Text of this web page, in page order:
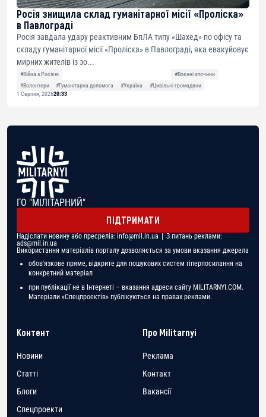
Росія знищила склад гуманітарної місії «Проліска»
в Павлограді
Росія завдала удару реактивним БпЛА типу «Шахед» по офісу та
складу гуманітарної місії «Проліска» в Павлограді, яка евакуйовує
мирних жителів із зо...
#Війна з Росією
#Воєнні злочини
#Волонтери
#Гуманітарна допомога #Україна
#Цивільні громадяни
1 Серпня, 202620:33
ГО "МІЛІТАРНИЙ"
ПІДТРИМАТИ
Надіслати новину або пресреліз: info@mil.in.ua | З питань реклами:
ads@mil.in.ua
Використання матеріалів порталу дозволяється за умови вказання джерела
обов'язкове пряме, відкрите для пошукових систем гіперпосилання на
конкретний матеріал
при публікації не в Інтернеті – вказання адреси сайту MILITARNYI.COM.
Матеріали «Спецпроектів» публікуються на правах реклами.
Контент
Новини
Статті
Блоги
Спецпроекти
Про Militarnyi
Реклама
Контакт
Вакансії